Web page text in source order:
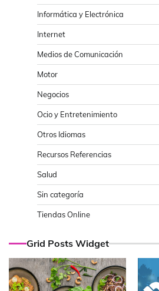
Informática y Electrónica
Internet
Medios de Comunicación
Motor
Negocios
Ocio y Entretenimiento
Otros Idiomas
Recursos Referencias
Salud
Sin categoría
Tiendas Online
Grid Posts Widget